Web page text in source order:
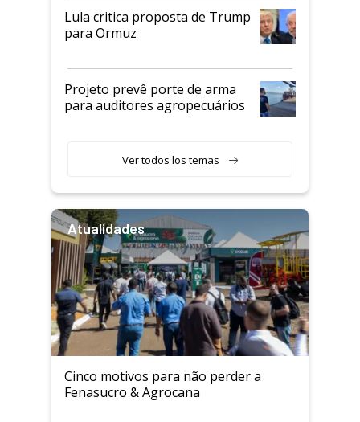
Lula critica proposta de Trump
para Ormuz
Projeto prevê porte de arma
para auditores agropecuários
Ver todos los temas
Atualidades
Cinco motivos para não perder a
Fenasucro & Agrocana